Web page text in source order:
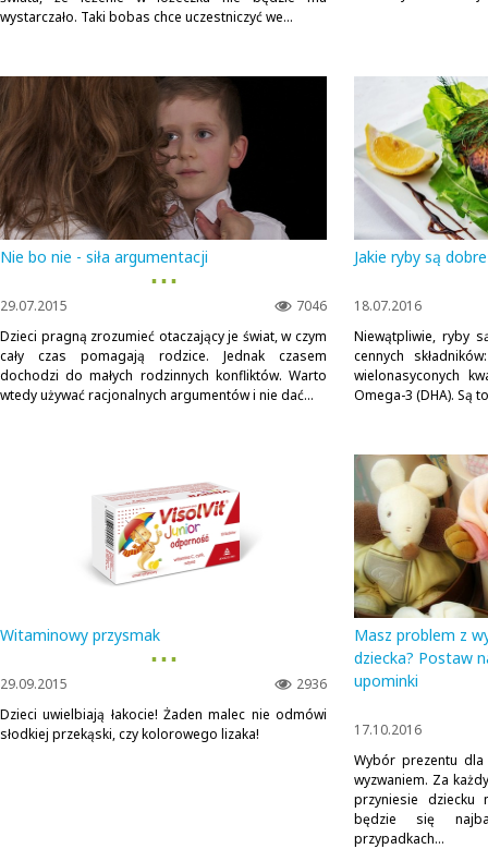
wystarczało. Taki bobas chce uczestniczyć we...
Nie bo nie - siła argumentacji
▪ ▪ ▪
7046
29.07.2015
Dzieci pragną zrozumieć otaczający je świat, w czym
cały czas pomagają rodzice. Jednak czasem
dochodzi do małych rodzinnych konfliktów. Warto
wtedy używać racjonalnych argumentów i nie dać...
Jakie ryby są
18.07.2016
Niewątpliwie, ryby
cennych
wielonasyconych
Omega-3 (DHA). Są
Witaminowy przysmak
▪ ▪ ▪
2936
29.09.2015
Dzieci uwielbiają łakocie! Żaden malec nie odmówi
słodkiej przekąski, czy kolorowego lizaka!
Masz problem z
dziecka? Postaw
upominki
17.10.2016
Wybór prezentu
wyzwaniem. Za
przyniesie dziecku
będzie się
przypadkach...